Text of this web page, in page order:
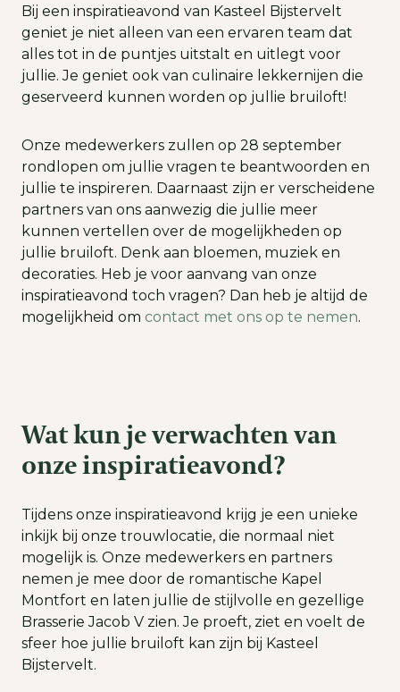
Bij een inspiratieavond van Kasteel Bijstervelt
geniet je niet alleen van een ervaren team dat
alles tot in de puntjes uitstalt en uitlegt voor
jullie. Je geniet ook van culinaire lekkernijen die
geserveerd kunnen worden op jullie bruiloft!
Onze medewerkers zullen op 28 september
rondlopen om jullie vragen te beantwoorden en
jullie te inspireren. Daarnaast zijn er verscheidene
partners van ons aanwezig die jullie meer
kunnen vertellen over de mogelijkheden op
jullie bruiloft. Denk aan bloemen, muziek en
decoraties. Heb je voor aanvang van onze
inspiratieavond toch vragen? Dan heb je altijd de
mogelijkheid om contact met ons op te nemen.
Wat kun je verwachten van
onze inspiratieavond?
Tijdens onze inspiratieavond krijg je een unieke
inkijk bij onze trouwlocatie, die normaal niet
mogelijk is. Onze medewerkers en partners
nemen je mee door de romantische Kapel
Montfort en laten jullie de stijlvolle en gezellige
Brasserie Jacob V zien. Je proeft, ziet en voelt de
sfeer hoe jullie bruiloft kan zijn bij Kasteel
Bijstervelt.